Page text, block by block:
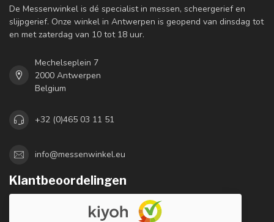
De Messenwinkel is dé specialist in messen, scheergerief en
slijpgerief. Onze winkel in Antwerpen is geopend van dinsdag tot
en met zaterdag van 10 tot 18 uur.
Mechelseplein 7
2000 Antwerpen
Belgium
+32 (0)465 03 11 51
info@messenwinkel.eu
Klantbeoordelingen